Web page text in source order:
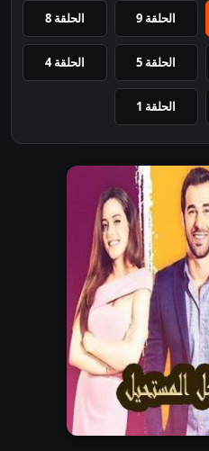
الحلقة 9 الحلقة 8
الحلقة 5 الحلقة 4
الحلقة 1